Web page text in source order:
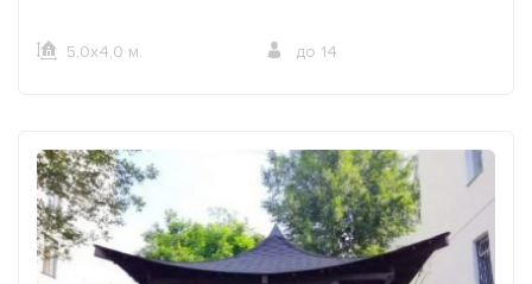
5,0х4,0 м. до 14